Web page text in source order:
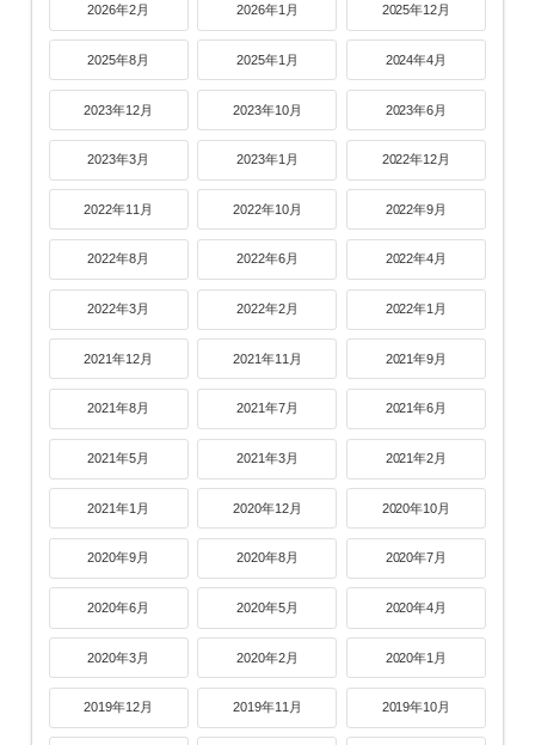
2026年2月 2026年1月 2025年12月
2025年8月 2025年1月 2024年4月
2023年12月 2023年10月 2023年6月
2023年3月 2023年1月 2022年12月
2022年11月 2022年10月 2022年9月
2022年8月 2022年6月 2022年4月
2022年3月 2022年2月 2022年1月
2021年12月 2021年11月 2021年9月
2021年8月 2021年7月 2021年6月
2021年5月 2021年3月 2021年2月
2021年1月 2020年12月 2020年10月
2020年9月 2020年8月 2020年7月
2020年6月 2020年5月 2020年4月
2020年3月 2020年2月 2020年1月
2019年12月 2019年11月 2019年10月